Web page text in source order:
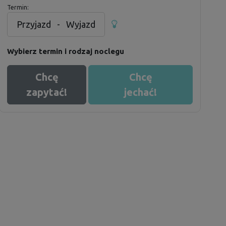
Termin:
Przyjazd - Wyjazd
Wybierz termin i rodzaj noclegu
Chcę
zapytać!
Chcę
jechać!